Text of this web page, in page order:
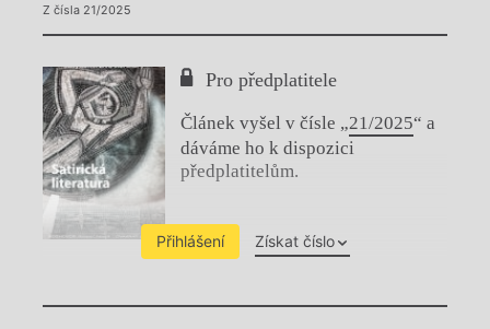
Z čísla 21/2025
Pro předplatitele
Článek vyšel v čísle „21/2025“ a
dáváme ho k dispozici
předplatitelům.
Přihlášení Získat číslo
Chviličku.